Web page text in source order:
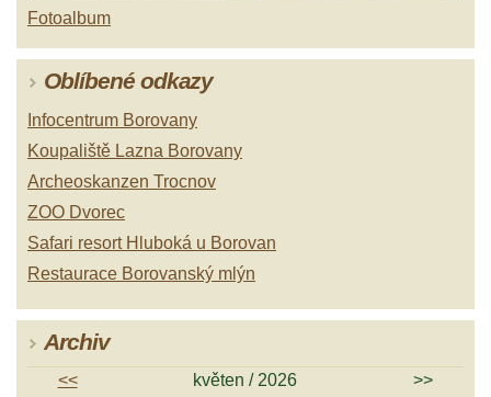
Fotoalbum
Oblíbené odkazy
Infocentrum Borovany
Koupaliště Lazna Borovany
Archeoskanzen Trocnov
ZOO Dvorec
Safari resort Hluboká u Borovan
Restaurace Borovanský mlýn
Archiv
<< květen / 2026 >>